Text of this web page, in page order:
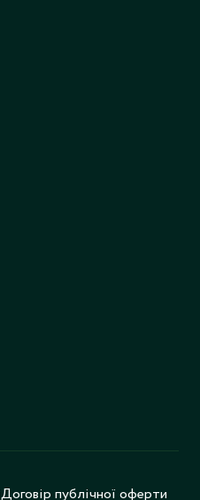
Договір публічної оферти